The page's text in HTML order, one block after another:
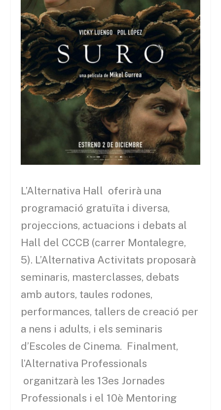
L’Alternativa Hall oferirà una
programació gratuïta i diversa,
projeccions, actuacions i debats al
Hall del CCCB (carrer Montalegre,
5). L’Alternativa Activitats proposarà
seminaris, masterclasses, debats
amb autors, taules rodones,
performances, tallers de creació per
a nens i adults, i els seminaris
d’Escoles de Cinema. Finalment,
l’Alternativa Professionals
organitzarà les 13es Jornades
Professionals i el 10è Mentoring